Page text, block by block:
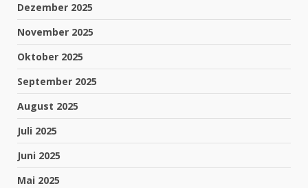
Dezember 2025
November 2025
Oktober 2025
September 2025
August 2025
Juli 2025
Juni 2025
Mai 2025